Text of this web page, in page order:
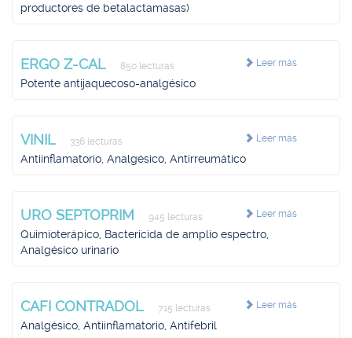
productores de betalactamasas)
Leer más
ERGO Z-CAL 850 lecturas
Potente antijaquecoso-analgésico
Leer más
VINIL 336 lecturas
Antiinflamatorio, Analgésico, Antirreumático
Leer más
URO SEPTOPRIM 945 lecturas
Quimioterápico, Bactericida de amplio espectro,
Analgésico urinario
Leer más
CAFI CONTRADOL 715 lecturas
Analgésico, Antiinflamatorio, Antifebril